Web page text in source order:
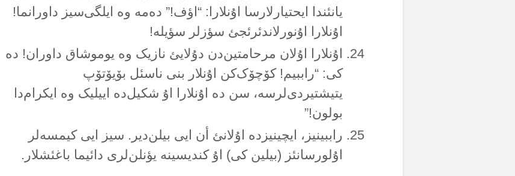
یانئندا ایحتیارلارسا اۇنلارا: “اؤف!” دەمە وە ایلگی‌سیز داورانما!
اۇنلارا اۇنورلاندئرئجئ سؤزلر سؤیلە!
اۇنلارا اۇلان مرحامتین‌دن دۇلایئ نازیک وە یوموشاق داوران! دە
کی: “راببیم! کۆچۆک‌کن اۇنلار بنی ناسئل بۆیۆتۆپ
یتیشتیردی‌لرسە، سن دە اۇنلارا اۇ شکیل‌دە اییلیک وە ایکرام‌دا
بولون!”
راببینیز، ایچینیزدە اۇلانئ أن ایی بیلن‌دیر. سیز ایی کیمسەلر
اۇلورسانئز (بیلین کی) اۇ کندیسینە یؤنلن‌لری دائیما باغئشلار.